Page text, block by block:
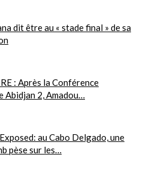
dit être au « stade final » de sa
: Après la Conférence
Abidjan 2, Amadou…
au Cabo Delgado, une
pèse sur les…